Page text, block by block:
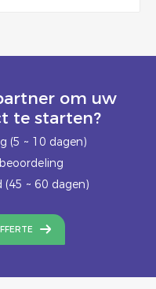
om uw
te starten?
(5 ~ 10 dagen)
~ 60 dagen)